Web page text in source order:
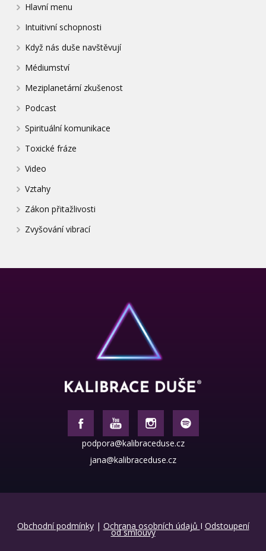
Hlavní menu
Intuitivní schopnosti
Když nás duše navštěvují
Médiumství
Meziplanetární zkušenost
Podcast
Spirituální komunikace
Toxické fráze
Video
Vztahy
Zákon přitažlivosti
Zvyšování vibrací
podpora@kalibraceduse.cz
jana@kalibraceduse.cz
Obchodní podmínky| Ochrana osobních údajů I Odstoupení
od smlouvy